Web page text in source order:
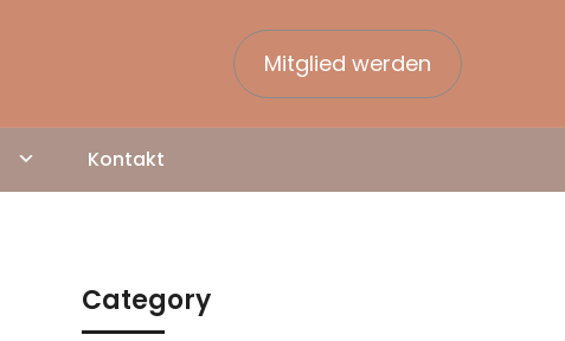
Mitglied werden
Kontakt
Category